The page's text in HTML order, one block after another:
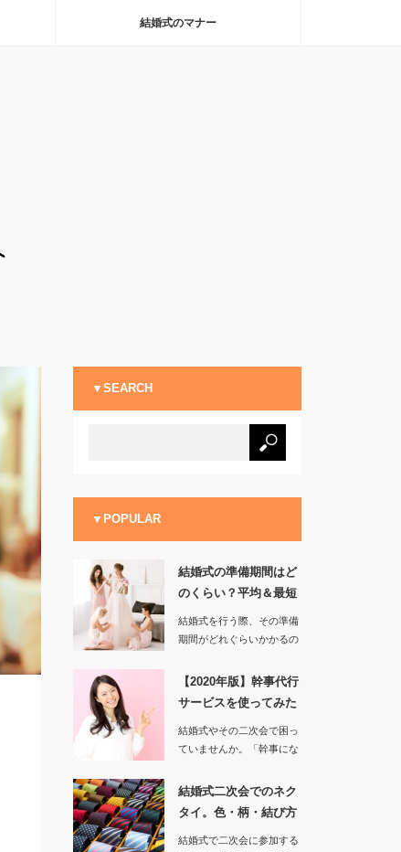
結婚式のマナー
▼SEARCH
▼POPULAR
結婚式の準備期間はど
のくらい？平均＆最短
を調べてみ…
結婚式を行う際、その準備
期間がどれぐらいかかるの
含めて考…
【2020年版】幹事代行
サービスを使ってみた
感想は…
結婚式やその二次会で困っ
ていませんか。「幹事にな
ればよ…
結婚式二次会でのネク
タイ。色・柄・結び方
の基本マナ…
結婚式で二次会に参加する